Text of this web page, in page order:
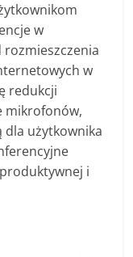
w
w
redukcji
mikrofonów,
dla użytkownika
i